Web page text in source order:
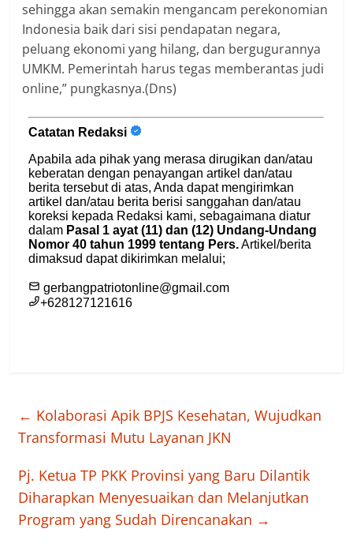
sehingga akan semakin mengancam perekonomian
Indonesia baik dari sisi pendapatan negara,
peluang ekonomi yang hilang, dan bergugurannya
UMKM. Pemerintah harus tegas memberantas judi
online,” pungkasnya.(Dns)
← Kolaborasi Apik BPJS Kesehatan, Wujudkan
Transformasi Mutu Layanan JKN
Pj. Ketua TP PKK Provinsi yang Baru Dilantik
Diharapkan Menyesuaikan dan Melanjutkan
Program yang Sudah Direncanakan →